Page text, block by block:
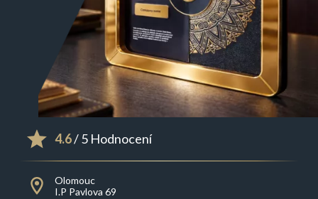
4.6/ 5 Hodnocení
Olomouc
I.P Pavlova 69